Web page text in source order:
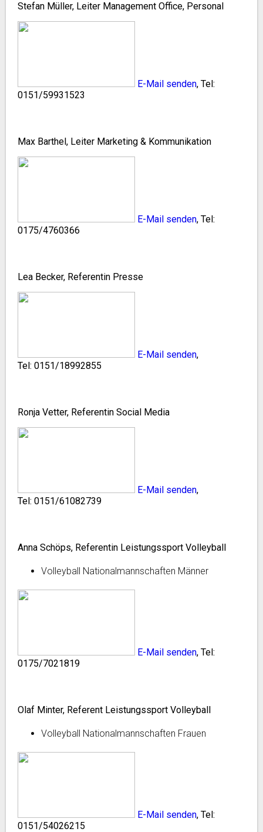
Stefan Müller, Leiter Management Office, Personal
E-Mail senden, Tel:
0151/59931523
Max Barthel, Leiter Marketing & Kommunikation
E-Mail senden, Tel:
0175/4760366
Lea Becker, Referentin Presse
E-Mail senden,
Tel: 0151/18992855
Ronja Vetter, Referentin Social Media
E-Mail senden,
Tel: 0151/61082739
Anna Schöps, Referentin Leistungssport Volleyball
Volleyball Nationalmannschaften Männer
E-Mail senden, Tel:
0175/7021819
Olaf Minter, Referent Leistungssport Volleyball
Volleyball Nationalmannschaften Frauen
E-Mail senden, Tel:
0151/54026215